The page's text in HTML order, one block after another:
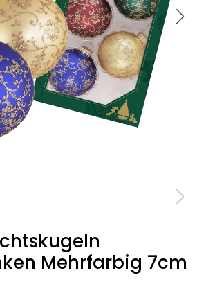
Mehrfarbig 7cm